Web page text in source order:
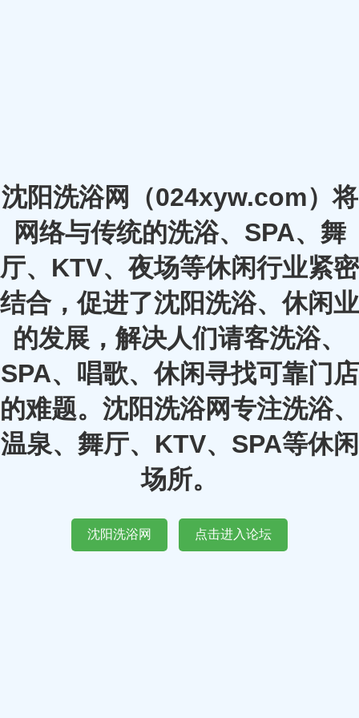
沈阳洗浴网（024xyw.com）将
网络与传统的洗浴、SPA、舞
厅、KTV、夜场等休闲行业紧密
结合，促进了沈阳洗浴、休闲业
的发展，解决人们请客洗浴、
SPA、唱歌、休闲寻找可靠门店
的难题。沈阳洗浴网专注洗浴、
温泉、舞厅、KTV、SPA等休闲
场所。
沈阳洗浴网 点击进入论坛